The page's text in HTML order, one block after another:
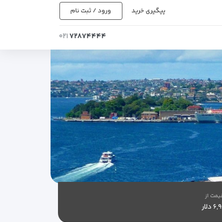
پیگیری خرید ورود / ثبت نام
۷۲۸۷۴۴۴۴۰۲۱
از
دلار